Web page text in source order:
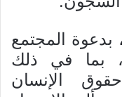
بدعوة المجتمع
بما في ذلك
الإنسان